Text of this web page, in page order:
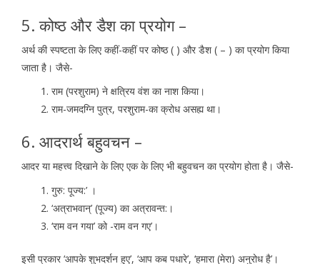
5. कोष्ठ और डैश का प्रयोग –
अर्थ की स्पष्टता के लिए कहीं-कहीं पर कोष्ठ ( ) और डैश ( – ) का प्रयोग किया
जाता है। जैसे-
राम (परशुराम) ने क्षत्रिय वंश का नाश किया।
राम-जमदग्नि पुत्र, परशुराम-का क्रोध असह्य था।
6. आदरार्थ बहुवचन –
आदर या महत्त्व दिखाने के लिए एक के लिए भी बहुवचन का प्रयोग होता है। जैसे-
गुरु: पूज्य:’ ।
‘अत्राभवान्’ (पूज्य) का अत्रावन्त:।
‘राम वन गया’ को -राम वन गए’।
इसी प्रकार ‘आपके शुभदर्शन हुए’, ‘आप कब पधारे’, ‘हमारा (मेरा) अनुरोध है’।